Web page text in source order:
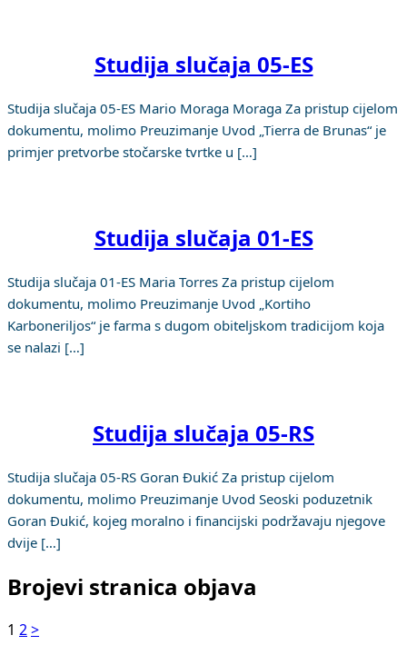
Studija slučaja 05-ES
Studija slučaja 05-ES Mario Moraga Moraga Za pristup cijelom
dokumentu, molimo Preuzimanje Uvod „Tierra de Brunas“ je
primjer pretvorbe stočarske tvrtke u […]
Studija slučaja 01-ES
Studija slučaja 01-ES Maria Torres Za pristup cijelom
dokumentu, molimo Preuzimanje Uvod „Kortiho
Karboneriljos“ je farma s dugom obiteljskom tradicijom koja
se nalazi […]
Studija slučaja 05-RS
Studija slučaja 05-RS Goran Đukić Za pristup cijelom
dokumentu, molimo Preuzimanje Uvod Seoski poduzetnik
Goran Đukić, kojeg moralno i financijski podržavaju njegove
dvije […]
Brojevi stranica objava
1 2>